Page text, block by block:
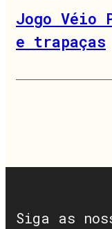
Jogo Véio
e trapaças
Siga as